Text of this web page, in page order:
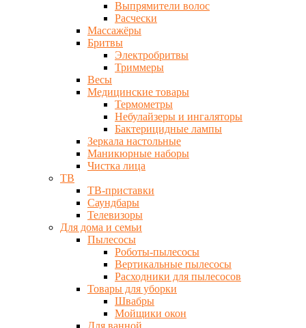
Выпрямители волос
Расчески
Массажёры
Бритвы
Электробритвы
Триммеры
Весы
Медицинские товары
Термометры
Небулайзеры и ингаляторы
Бактерицидные лампы
Зеркала настольные
Маникюрные наборы
Чистка лица
ТВ
ТВ-приставки
Саундбары
Телевизоры
Для дома и семьи
Пылесосы
Роботы-пылесосы
Вертикальные пылесосы
Расходники для пылесосов
Товары для уборки
Швабры
Мойщики окон
Для ванной